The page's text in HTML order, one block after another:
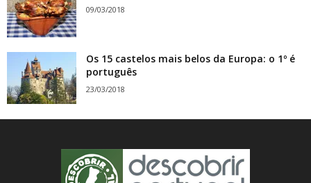
09/03/2018
Os 15 castelos mais belos da Europa: o 1º é
português
23/03/2018